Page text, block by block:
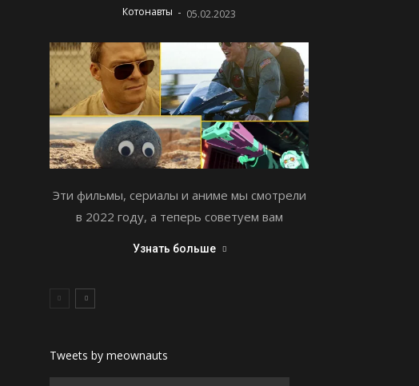
Котонавты - 05.02.2023
Эти фильмы, сериалы и аниме мы смотрели
в 2022 году, а теперь советуем вам
Узнать больше
Tweets by meownauts